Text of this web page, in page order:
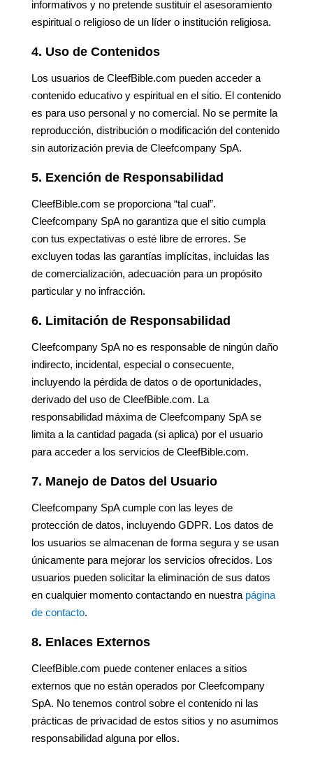
informativos y no pretende sustituir el asesoramiento
espiritual o religioso de un líder o institución religiosa.
4. Uso de Contenidos
Los usuarios de CleefBible.com pueden acceder a
contenido educativo y espiritual en el sitio. El contenido
es para uso personal y no comercial. No se permite la
reproducción, distribución o modificación del contenido
sin autorización previa de Cleefcompany SpA.
5. Exención de Responsabilidad
CleefBible.com se proporciona “tal cual”.
Cleefcompany SpA no garantiza que el sitio cumpla
con tus expectativas o esté libre de errores. Se
excluyen todas las garantías implícitas, incluidas las
de comercialización, adecuación para un propósito
particular y no infracción.
6. Limitación de Responsabilidad
Cleefcompany SpA no es responsable de ningún daño
indirecto, incidental, especial o consecuente,
incluyendo la pérdida de datos o de oportunidades,
derivado del uso de CleefBible.com. La
responsabilidad máxima de Cleefcompany SpA se
limita a la cantidad pagada (si aplica) por el usuario
para acceder a los servicios de CleefBible.com.
7. Manejo de Datos del Usuario
Cleefcompany SpA cumple con las leyes de
protección de datos, incluyendo GDPR. Los datos de
los usuarios se almacenan de forma segura y se usan
únicamente para mejorar los servicios ofrecidos. Los
usuarios pueden solicitar la eliminación de sus datos
en cualquier momento contactando en nuestra página
de contacto.
8. Enlaces Externos
CleefBible.com puede contener enlaces a sitios
externos que no están operados por Cleefcompany
SpA. No tenemos control sobre el contenido ni las
prácticas de privacidad de estos sitios y no asumimos
responsabilidad alguna por ellos.